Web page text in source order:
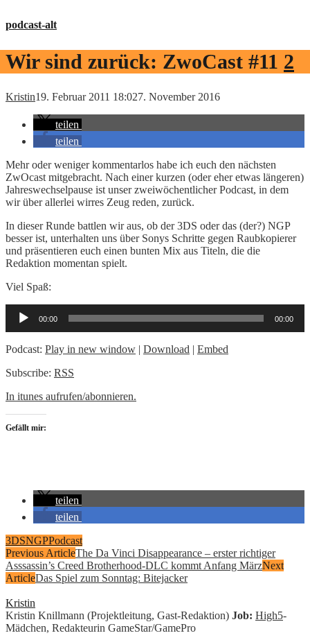
podcast-alt
Wir sind zurück: ZwoCast #11 2
Kristin19. Februar 2011 18:027. November 2016
teilen
teilen
Mehr oder weniger kommentarlos habe ich euch den nächsten
ZwOcast mitgebracht. Nach einer kurzen (oder eher etwas längeren)
Jahreswechselpause ist unser zweiwöchentlicher Podcast, in dem
wir über allerlei wirres Zeug reden, zurück.
In dieser Runde battlen wir aus, ob der 3DS oder das (der?) NGP
besser ist, unterhalten uns über Sonys Schritte gegen Raubkopierer
und präsentieren euch einen bunten Mix aus Titeln, die die
Redaktion momentan spielt.
Viel Spaß:
Audio-
Player
00:00 00:00
Podcast: Play in new window | Download | Embed
Subscribe: RSS
In itunes aufrufen/abonnieren.
Gefällt mir:
teilen
teilen
3DSNGPPodcast
Previous ArticleThe Da Vinci Disappearance – erster richtiger
Asssassin’s Creed Brotherhood-DLC kommt Anfang MärzNext
ArticleDas Spiel zum Sonntag: Bitejacker
Kristin
Kristin Knillmann (Projektleitung, Gast-Redaktion) Job: High5-
Mädchen, Redakteurin GameStar/GamePro